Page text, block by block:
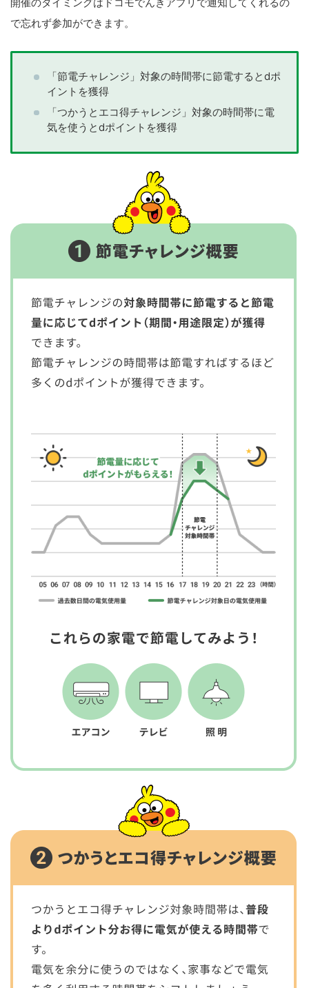
で忘れず参加ができます。
「節電チャレンジ」対象の時間帯に節電するとdポ
イントを獲得
「つかうとエコ得チャレンジ」対象の時間帯に電
気を使うとdポイントを獲得